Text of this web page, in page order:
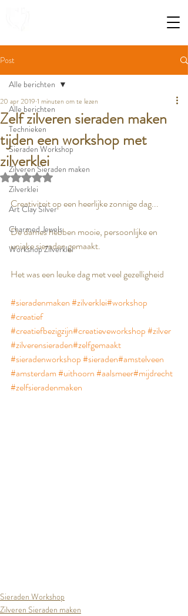
Post
Alle berichten
Technieken
Sieraden Workshop
Zilveren Sieraden maken
Zilverklei
Art Clay Silver
Charmed Jewels
Workshop Zilverklei
Alle berichten
Zelf zilveren sieraden maken
tijden een workshop met
zilverklei
20 apr 2019 1 minuten om te lezen
Beoordeeld met NaN uit 5 sterren.
Creativiteit op een heerlijke zonnige dag...
De dames hebben mooie, persoonlijke en
unieke sieraden gemaakt.
Het was een leuke dag met veel gezelligheid
#sieradenmaken#zilverklei#workshop
#creatief
#creatiefbezigzijn#creatieveworkshop#zilver
#zilverensieraden#zelfgemaakt
#sieradenworkshop#sieraden#amstelveen
#amsterdam#uithoorn#aalsmeer#mijdrecht
#zelfsieradenmaken
Sieraden Workshop
Zilveren Sieraden maken